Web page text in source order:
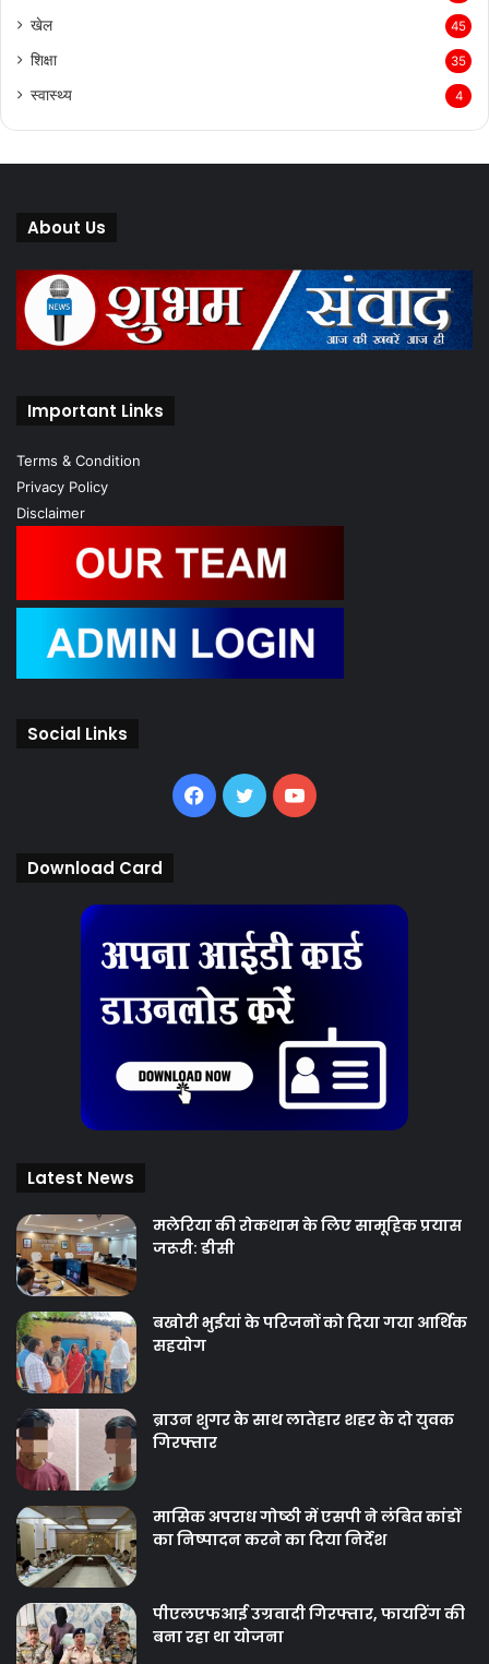
खेल 45
शिक्षा 35
स्वास्थ्य 4
About Us
Important Links
Terms & Condition
Privacy Policy
Disclaimer
Social Links
Facebook
TwitterYouTube
Download Card
Latest News
मलेरिया की रोकथाम के लिए सामूहिक प्रयास
जरूरी: डीसी
बखोरी भुईयां के परिजनों को दिया गया आर्थिक
सहयोग
ब्राउन शुगर के साथ लातेहार शहर के दो युवक
गिरफ्तार
मासिक अपराध गोष्‍ठी में एसपी ने लंंबित कांडों
का निष्‍पादन करने का दिया निर्देश
पीएलएफआई उग्रवादी गिरफ्तार, फायरिंग की
बना रहा था योजना